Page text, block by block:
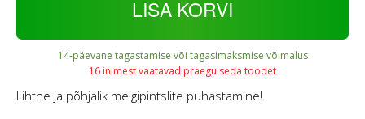
LISA KORVI
14-päevane tagastamise või tagasimaksmise võimalus
16 inimest vaatavad praegu seda toodet
Lihtne ja põhjalik meigipintslite puhastamine!